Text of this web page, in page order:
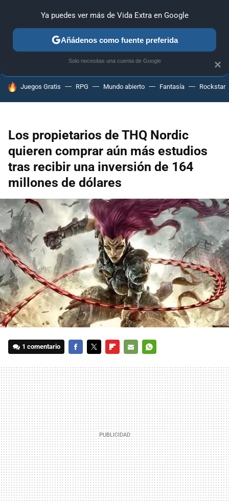
ANÁLISIS GUÍAS Y TRUCOS PC SONY NINTENDO
HOY SE HABLA DE
Juegos Gratis RPG Mundo abierto Fantasía Rockstar
Los propietarios de THQ Nordic
quieren comprar aún más estudios
tras recibir una inversión de 164
millones de dólares
1 comentario
MAIL
×
Ya puedes ver más de Vida Extra en Google
Añádenos como fuente preferida
Solo necesitas una cuenta de Google